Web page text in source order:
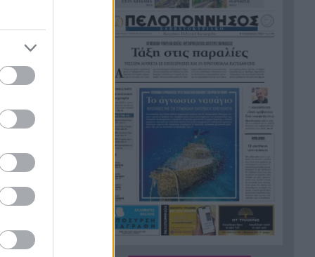
Σκύλος με σοβαρά εγκαύματα
επέστρεψε μόνος στο σπίτι
που τον φρόντιζαν μία
εβδομάδα μετά τη φωτιά στο
Πόρτο Γερμενό
23:21 Μία ακόμη πρόκληση της
Τουρκίας μετά το νέο ελληνικό
Ειδικό Χωροταξικό Πλαίσιο
Τουρισμού
23:00
Αγγλία: Ο επιθετικός της
Εθνικής Άϊβαν Τόνεϊ
κατηγορείται για σοβαρό
επεισόδιο σε κλαμπ στο Σόχο